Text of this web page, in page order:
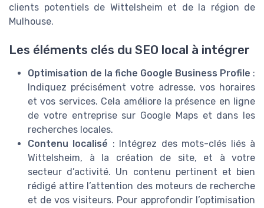
clients potentiels de Wittelsheim et de la région de
Mulhouse.
Les éléments clés du SEO local à intégrer
Optimisation de la fiche Google Business Profile :
Indiquez précisément votre adresse, vos horaires
et vos services. Cela améliore la présence en ligne
de votre entreprise sur Google Maps et dans les
recherches locales.
Contenu localisé : Intégrez des mots-clés liés à
Wittelsheim, à la création de site, et à votre
secteur d’activité. Un contenu pertinent et bien
rédigé attire l’attention des moteurs de recherche
et de vos visiteurs. Pour approfondir l’optimisation